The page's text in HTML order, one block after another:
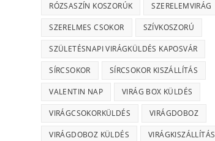
RÓZSASZÍN KOSZORÚK SZERELEMVIRÁG
SZERELMES CSOKOR SZÍVKOSZORÚ
SZÜLETÉSNAPI VIRÁGKÜLDÉS KAPOSVÁR
SÍRCSOKOR SÍRCSOKOR KISZÁLLÍTÁS
VALENTIN NAP VIRÁG BOX KÜLDÉS
VIRÁGCSOKORKÜLDÉS VIRÁGDOBOZ
VIRÁGDOBOZ KÜLDÉS VIRÁGKISZÁLLÍTÁS